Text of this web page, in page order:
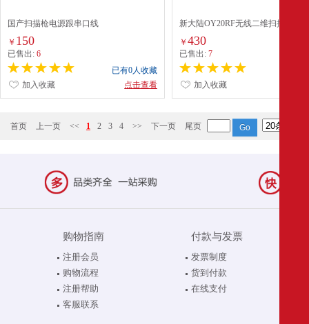
国产扫描枪电源跟串口线
￥ 150
已售出: 6
已有0人收藏
点击查看
加入收藏
新大陆OY20RF无线二维扫描枪
￥430
已售出:7
加入收藏
首页 上一页 << 1 2 3 4 >> 下一页 尾页
购物指南
注册会员
购物流程
注册帮助
客服联系
付款与发票
发票制度
货到付款
在线支付